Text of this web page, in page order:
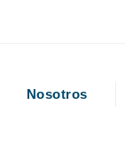
Nosotros